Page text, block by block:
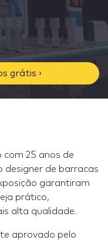
grátis ›
com 25 anos de
designer de barracas
garantiram
prático,
alta qualidade.
aprovado pelo